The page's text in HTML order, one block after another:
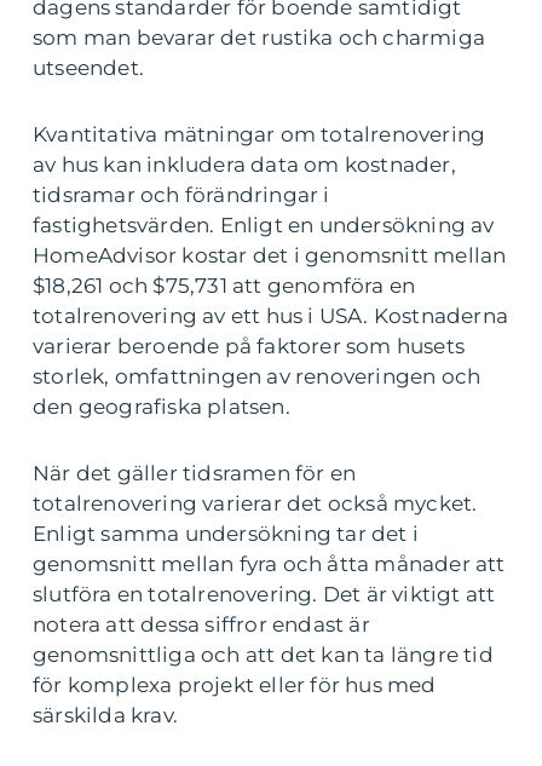
dagens standarder för boende samtidigt
som man bevarar det rustika och charmiga
utseendet.
Kvantitativa mätningar om totalrenovering
av hus kan inkludera data om kostnader,
tidsramar och förändringar i
fastighetsvärden. Enligt en undersökning av
HomeAdvisor kostar det i genomsnitt mellan
$18,261 och $75,731 att genomföra en
totalrenovering av ett hus i USA. Kostnaderna
varierar beroende på faktorer som husets
storlek, omfattningen av renoveringen och
den geografiska platsen.
När det gäller tidsramen för en
totalrenovering varierar det också mycket.
Enligt samma undersökning tar det i
genomsnitt mellan fyra och åtta månader att
slutföra en totalrenovering. Det är viktigt att
notera att dessa siffror endast är
genomsnittliga och att det kan ta längre tid
för komplexa projekt eller för hus med
särskilda krav.